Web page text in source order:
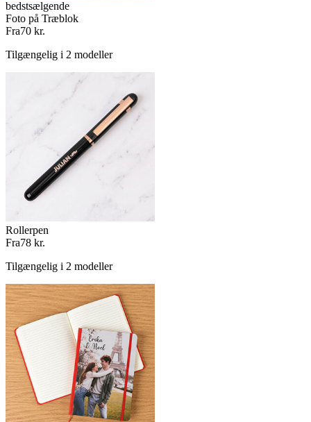
bedstsælgende
Foto på Træblok
Fra70 kr.
Tilgængelig i 2 modeller
Rollerpen
Fra78 kr.
Tilgængelig i 2 modeller